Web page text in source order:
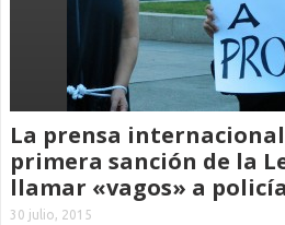
La prensa
primera sanción de la
llamar «vagos» a
30 julio, 2015